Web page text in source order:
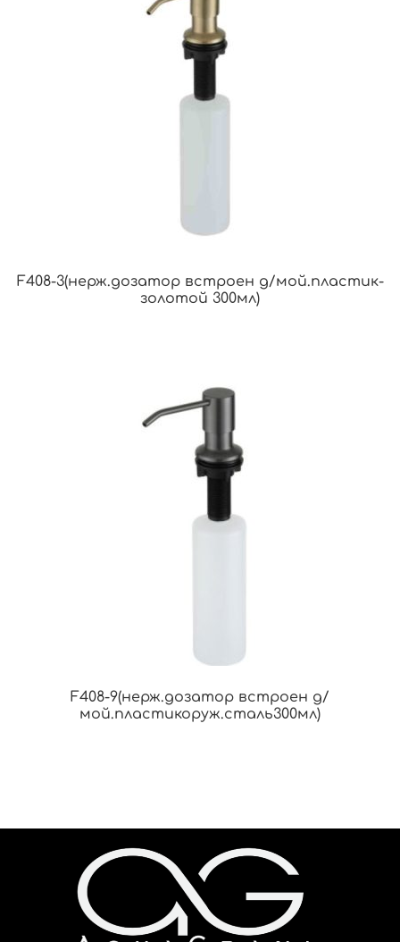
F408-3(нерж.дозатор встроен д/мой.пластик-
золотой 300мл)
F408-9(нерж.дозатор встроен д/
мой.пластикоруж.сталь300мл)